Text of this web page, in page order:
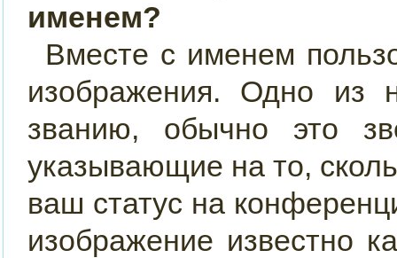
именем?
Вместе с именем
изображения. Одно из
званию, обычно это
указывающие на то,
ваш статус на
изображение известно